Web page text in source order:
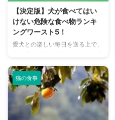
えてもよい量などをわかりやすく
解説します。愛犬の健康を守るた
めにも、正しい知識を身につけま
しょう。 この記事の結論 犬にみ
かんやりんごなど、一部の果物は
など、有害な果物は絶対に避け ...
【決定版】犬が食べてはい
けない危険な食べ物ランキ
ングワースト5！
愛犬との楽しい毎日を送る上で、
も重要な関心事のひとつではない
でしょうか。 人間が食べても問
題ない食品が、犬にとっては命に
関わる危険な食べ物になることも
少なくありません。しかし、「具
体的に何が危険で、なぜ危険なの
猫の食事